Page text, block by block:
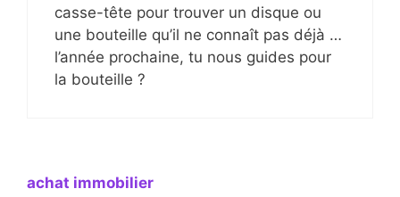
casse-tête pour trouver un disque ou
une bouteille qu’il ne connaît pas déjà …
l’année prochaine, tu nous guides pour
la bouteille ?
achat immobilier